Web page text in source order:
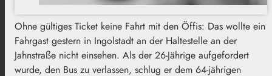
Ohne gültiges Ticket keine Fahrt mit den Öffis: Das wollte ein
Fahrgast gestern in Ingolstadt an der Haltestelle an der
Jahnstraße nicht einsehen. Als der 26-Jährige aufgefordert
wurde, den Bus zu verlassen, schlug er dem 64-jährigen